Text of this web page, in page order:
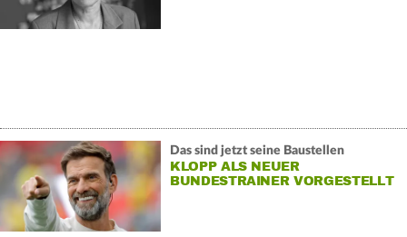
Das sind jetzt seine Baustellen
KLOPP ALS NEUER
BUNDESTRAINER VORGESTELLT